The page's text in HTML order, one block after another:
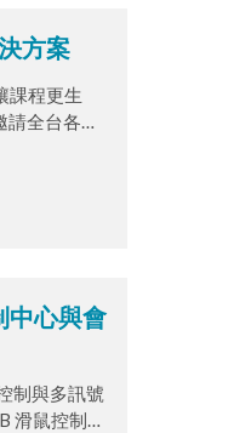
方案
課程更生
全台各校
中心與會
制與多訊號
滑鼠控制功